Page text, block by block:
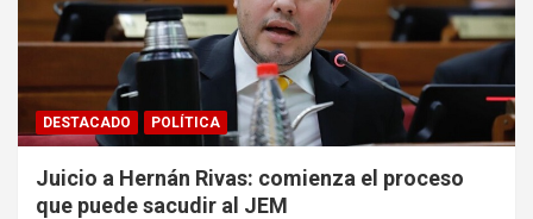
DESTACADO POLÍTICA
Juicio a Hernán Rivas: comienza el proceso
que puede sacudir al JEM